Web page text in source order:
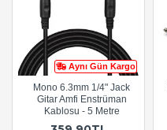
Aynı Gün Kargo
Mono 6.3mm 1/4" Jack
Gitar Amfi Enstrüman
Kablosu - 5 Metre